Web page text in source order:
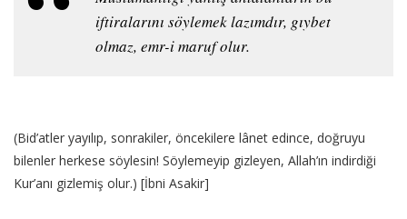
iftiralarını söylemek lazımdır, gıybet
olmaz, emr-i maruf olur.
(Bid’atler yayılıp, sonrakiler, öncekilere lânet edince, doğruyu
bilenler herkese söylesin! Söylemeyip gizleyen, Allah’ın indirdiği
Kur’anı gizlemiş olur.) [İbni Asakir]